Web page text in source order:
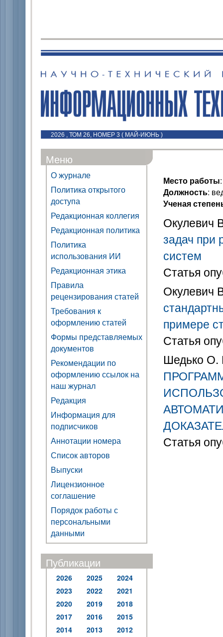
2026 , ТОМ 26, НОМЕР 3 ( МАЙ-ИЮНЬ )
Меню
О журнале
Политика открытого
доступа
Редакционная коллегия
Редакционная политика
Политика
использования ИИ
Редакционная этика
Правила
рецензирования статей
Требования к
оформлению статей
Формы представляемых
документов
Рекомендации по
оформлению ссылок на
наш журнал
Редакция
Информация для
подписчиков
Аннотации номера
Список авторов
Выпуски
Лицензионное
соглашение
Порядок работы с
персональными
данными
Публикации
2026 2025
2024
2023
2022
2021
2020
2019
2018
2017
2016
2015
2014
2013
2012
Место работы
Должность:
Ученая
Окулевич
задач при
систем
Статья
Окулевич
примере
Статья
Шедько О.
Статья